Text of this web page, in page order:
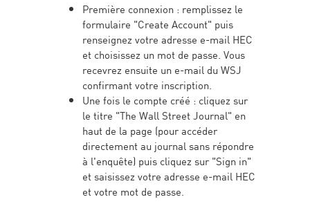
Première connexion : remplissez le
formulaire "Create Account" puis
renseignez votre adresse e-mail HEC
et choisissez un mot de passe. Vous
recevrez ensuite un e-mail du WSJ
confirmant votre inscription.
Une fois le compte créé : cliquez sur
le titre "The Wall Street Journal" en
haut de la page (pour accéder
directement au journal sans répondre
à l'enquête) puis cliquez sur "Sign in"
et saisissez votre adresse e-mail HEC
et votre mot de passe.